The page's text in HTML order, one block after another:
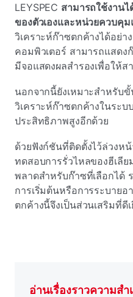
LEYSPEC สามารถใช้งาน
ของตัวเองและหน่วยควบคุ
วิเคราะห์ก๊าซตกค้างได้อย่า
คอมพิวเตอร์ สามารถแสดง
มีจอแสดงผลสํารองเพื่อให้ส
นอกจากนี้ยังเหมาะสําหรับ
วิเคราะห์ก๊าซตกค้างในระ
ประสิทธิภาพสูงอีกด้วย
ด้วยฟังก์ชันที่ติดตั้งไว้ล่วงหน้
ทดสอบการรั่วไหลของฮีเลี
พลาดสําหรับก๊าซที่เลือกได้
การเริ่มต้นหรือการระบายอ
ตกค้างนี้จึงเป็นส่วนเสริมที่ดี
อ่านเรื่องราวความสํ